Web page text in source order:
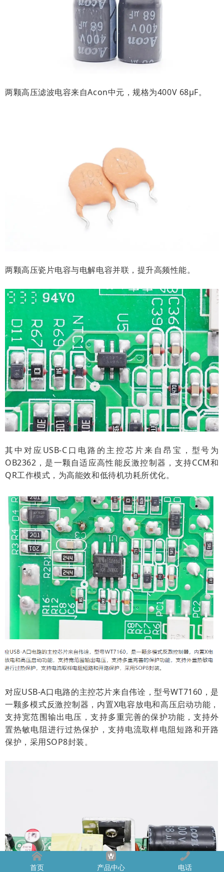
两颗高压滤波电容来自Acon中元，规格为400V 68μF。
两颗高压瓷片电容与电解电容并联，提升高频性能。
其中对应USB-C口电路的主控芯片来自昂宝，型号为
OB2362，是一颗自适应高性能反激控制器，支持CCM和
QR工作模式，为高能效和低待机功耗所优化。
对应USB-A口电路的主控芯片来自伟诠，型号WT7160，是
一颗多模式反激控制器，内置X电容放电和高压启动功能，
支持宽范围输出电压，支持多重完善的保护功能，支持外
置热敏电阻进行过热保护，支持电流取样电阻短路和开路
保护，采用SOP8封装。
首页 产品中心 电话